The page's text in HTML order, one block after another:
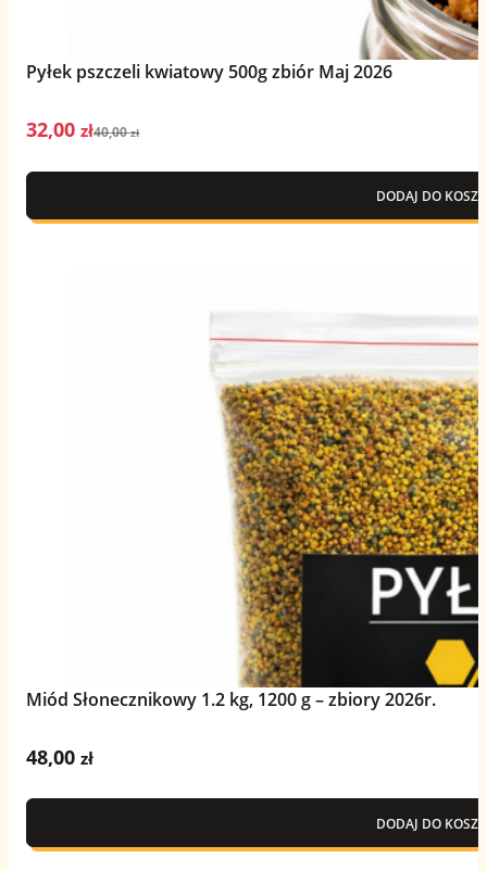
Pyłek pszczeli kwiatowy 500g zbiór Maj 2026
40,00złPierwotna
40,00 zł.
32,00zł
Aktualna
32,00 zł.
DODAJ DO
Miód Słonecznikowy 1.2 kg, 1200 g – zbiory 2026r.
48,00zł
DODAJ DO